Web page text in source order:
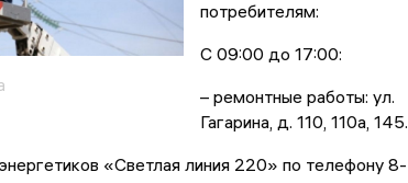
потребителям:
С 09:00 до 17:00:
– ремонтные работы: ул.
Гагарина, д. 110, 110а, 145.
«Светлая линия 220» по телефону 8-